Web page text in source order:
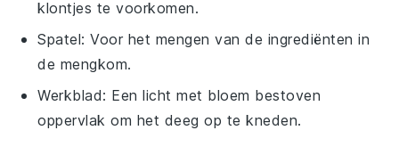
klontjes te voorkomen.
Spatel: Voor het mengen van de ingrediënten in
de mengkom.
Werkblad: Een licht met bloem bestoven
oppervlak om het deeg op te kneden.